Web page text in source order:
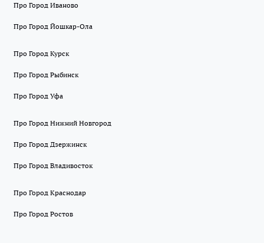
Про Город Иваново
Про Город Йошкар-Ола
Про Город Курск
Про Город Рыбинск
Про Город Уфа
Про Город Нижний Новгород
Про Город Дзержинск
Про Город Владивосток
Про Город Краснодар
Про Город Ростов